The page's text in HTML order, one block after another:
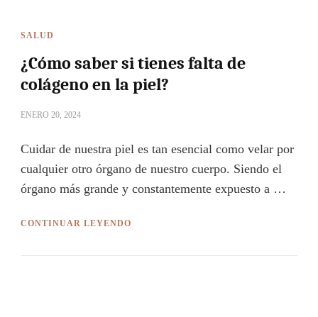
SALUD
¿Cómo saber si tienes falta de
colágeno en la piel?
ENERO 20, 2024
Cuidar de nuestra piel es tan esencial como velar por
cualquier otro órgano de nuestro cuerpo. Siendo el
órgano más grande y constantemente expuesto a …
CONTINUAR LEYENDO